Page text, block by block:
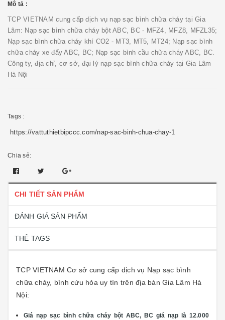
Mô tả :
TCP VIETNAM cung cấp dịch vụ nạp sạc bình chữa cháy tại Gia
Lâm: Nạp sạc bình chữa cháy bột ABC, BC - MFZ4, MFZ8, MFZL35;
Nạp sạc bình chữa cháy khí CO2 - MT3, MT5, MT24; Nạp sạc bình
chữa cháy xe đẩy ABC, BC; Nạp sạc bình cầu chữa cháy ABC, BC.
Công ty, địa chỉ, cơ sở, đại lý nạp sạc bình chữa cháy tại Gia Lâm
Hà Nội
Tags :
https://vattuthietbipccc.com/nap-sac-binh-chua-chay-1
Chia sẻ:
CHI TIẾT SẢN PHẨM
ĐÁNH GIÁ SẢN PHẨM
THẺ TAGS
TCP VIETNAM Cơ sở cung cấp dịch vụ Nạp sạc bình
chữa cháy, bình cứu hỏa uy tín trên địa bàn Gia Lâm Hà
Nội:
Giá nạp sạc bình chữa cháy bột ABC, BC giá nạp là 12.000